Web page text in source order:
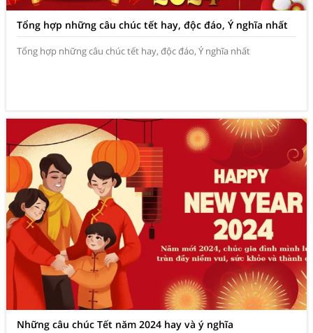
Tổng hợp những câu chúc tết hay, độc đáo, Ý nghĩa nhất
Tổng hợp những câu chúc tết hay, độc đáo, Ý nghĩa nhất
Những câu chúc Tết năm 2024 hay và ý nghĩa